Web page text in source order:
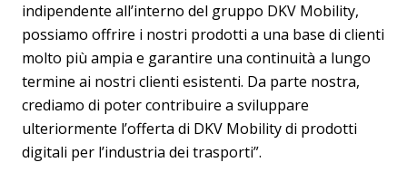
indipendente all’interno del gruppo DKV Mobility,
possiamo offrire i nostri prodotti a una base di clienti
molto più ampia e garantire una continuità a lungo
termine ai nostri clienti esistenti. Da parte nostra,
crediamo di poter contribuire a sviluppare
ulteriormente l’offerta di DKV Mobility di prodotti
digitali per l’industria dei trasporti”.